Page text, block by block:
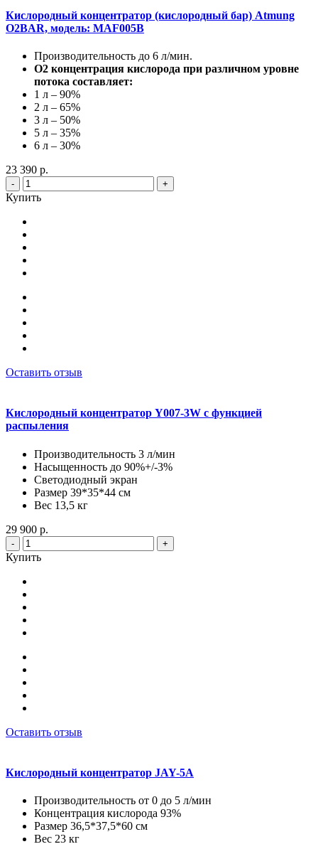
Кислородный концентратор (кислородный бар) Atmung
O2BAR, модель: MAF005B
Производительность до 6 л/мин.
О2 концентрация кислорода при различном уровне
потока составляет:
1 л – 90%
2 л – 65%
3 л – 50%
5 л – 35%
6 л – 30%
23 390 р.
- +
Купить
Оставить отзыв
Кислородный концентратор Y007-3W с функцией
распыления
Производительность 3 л/мин
Насыщенность до 90%+/-3%
Светодиодный экран
Размер 39*35*44 см
Вес 13,5 кг
29 900 р.
- +
Купить
Оставить отзыв
Кислородный концентратор JAY-5A
Производительность от 0 до 5 л/мин
Концентрация кислорода 93%
Размер 36,5*37,5*60 см
Вес 23 кг